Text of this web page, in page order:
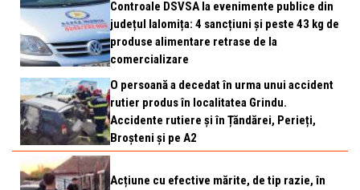
Controale DSVSA la evenimente publice din
județul Ialomița: 4 sancțiuni și peste 43 kg de
produse alimentare retrase de la
comercializare
O persoană a decedat în urma unui accident
rutier produs în localitatea Grindu.
Accidente rutiere și în Țăndărei, Perieți,
Broșteni și pe A2
Acțiune cu efective mărite, de tip razie, în